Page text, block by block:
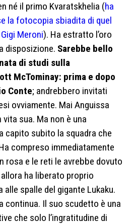
né il primo Kvaratskhelia (ha
la fotocopia sbiadita di quel
Meroni). Ha estratto l’oro
disposizione. Sarebbe bello
di studi sulla
McTominay: prima e dopo
Conte; andrebbero invitati
ovviamente. Mai Anguissa
sua. Ma non è una
capito subito la squadra che
compreso immediatamente
rosa e le reti le avrebbe dovuto
allora ha liberato proprio
alle spalle del gigante Lukaku.
continua. Il suo scudetto è una
che solo l’ingratitudine di